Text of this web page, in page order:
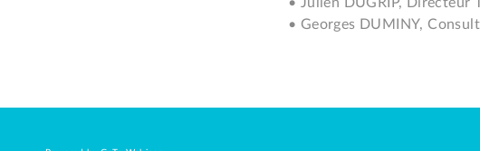
• Georges DUMINY,